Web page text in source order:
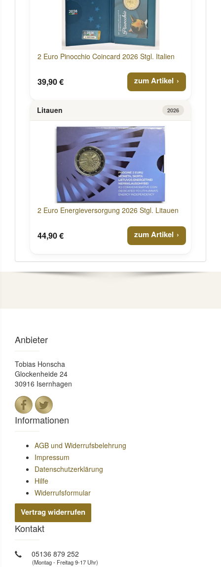
2 Euro Pinocchio Coincard 2026 Stgl. Italien
39,90 € zum Artikel
Litauen 2026
2 Euro Energieversorgung 2026 Stgl. Litauen
44,90 € zum Artikel
Anbieter
Tobias Honscha
Glockenheide 24
30916 Isernhagen
Informationen
AGB und Widerrufsbelehrung
Impressum
Datenschutzerklärung
Hilfe
Widerrufsformular
Vertrag widerrufen
Kontakt
05136 879 252
(Montag - Freitag 9-17 Uhr)